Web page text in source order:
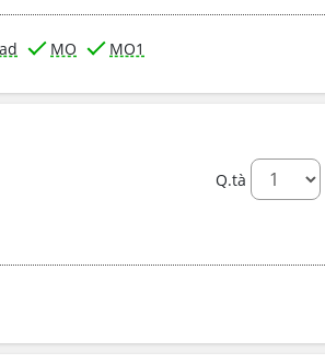
MO MO1
Q.tà